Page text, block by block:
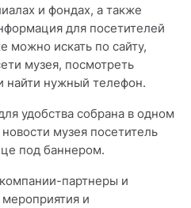
и фондах, а также
для посетителей
можно искать по сайту,
музея, посмотреть
найти нужный телефон.
удобства собрана в одном
музея посетитель
под баннером.
партнеры и
и